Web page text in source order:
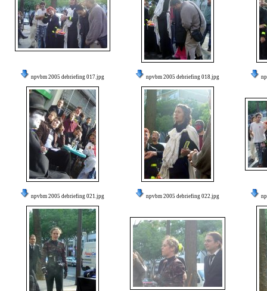
npvbm 2005 debriefing 017.jpg npvbm 2005 debriefing 018.jpg
npvbm 2005 debriefing 021.jpg npvbm 2005 debriefing 022.jpg